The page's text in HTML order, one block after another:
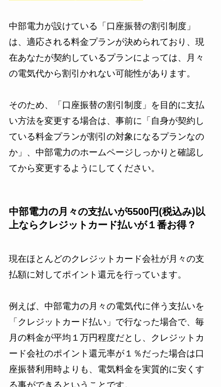
中部電力が設けている「口座振替の割引制度」
は、適応される料金プランが決められており、現
在あなたが契約しているプランによっては、月々
の電気代から割引かれない可能性があります。
そのため、「口座振替の割引制度」を目的に支払
い方法を変更する場合は、事前に「自身が契約し
ている料金プランが割引の対象になるプランなの
か」、中部電力のホームページしっかりと確認し
てから変更するようにしてください。
中部電力の月々の支払いが5500円(税込み)以
上ならクレジットカード払いが１番お得？
現在ほとんどのクレジットカード会社が月々の支
払額に対してポイント還元を行っています。
例えば、中部電力の月々の電気代に伴う支払いを
「クレジットカード払い」で行なった場合で、毎
月の料金が平均１万円程度だとし、クレジットカ
ード会社のポイント還元率が１％だった場合は口
座振替利用時よりも、電気料金を実質的に安くす